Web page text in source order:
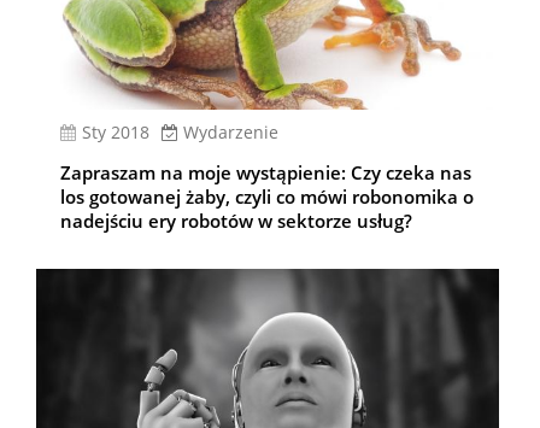
sty 2018 Wydarzenie
Zapraszam na moje wystąpienie: Czy czeka nas
los gotowanej żaby, czyli co mówi robonomika o
nadejściu ery robotów w sektorze usług?